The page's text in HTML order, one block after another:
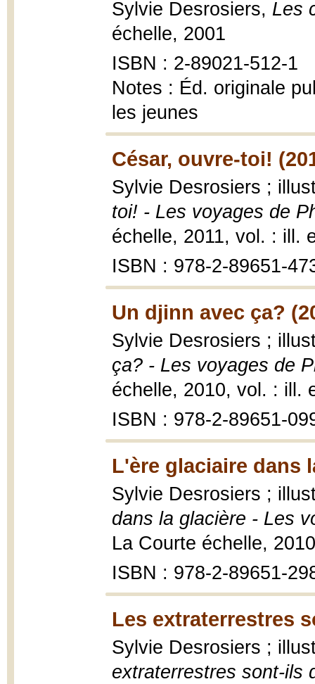
Sylvie Desrosiers, Les
échelle, 2001
ISBN : 2-89021-512-1
Notes : Éd. originale
les jeunes
César, ouvre-toi!
Sylvie Desrosiers ;
toi! - Les voyages de
échelle, 2011, vol. : ill.
ISBN : 978-2-89651-
Un djinn avec ça?
Sylvie Desrosiers ;
ça? - Les voyages de
échelle, 2010, vol. : ill.
ISBN : 978-2-89651-
L'ère glaciaire dans
Sylvie Desrosiers ;
dans la glacière - Les
La Courte échelle,
ISBN : 978-2-89651-
Les extraterrestres
Sylvie Desrosiers ;
extraterrestres sont-ils